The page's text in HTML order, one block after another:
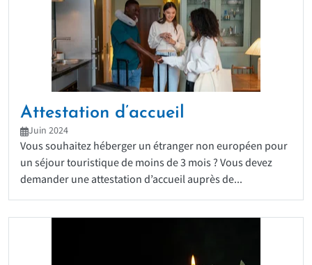
Attestation d’accueil
Juin 2024
Vous souhaitez héberger un étranger non européen pour
un séjour touristique de moins de 3 mois ? Vous devez
demander une attestation d’accueil auprès de...